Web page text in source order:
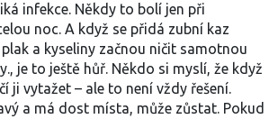
infekce. Někdy to bolí jen při
noc. A když se přidá zubní kaz
plak a kyseliny začnou ničit samotnou
., je to ještě hůř. Někdo si myslí, že když
ji vytažet – ale to není vždy řešení.
a má dost místa, může zůstat. Pokud